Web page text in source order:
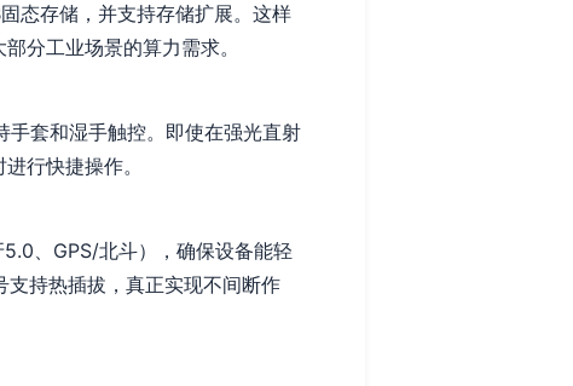
态存储，并支持存储扩展。这样
分工业场景的算力需求。
手套和湿手触控。即使在强光直射
行快捷操作。
、GPS/北斗），确保设备能轻
持热插拔，真正实现不间断作